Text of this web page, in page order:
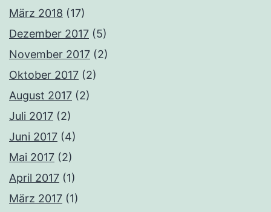
März 2018 (17)
Dezember 2017 (5)
November 2017 (2)
Oktober 2017 (2)
August 2017 (2)
Juli 2017 (2)
Juni 2017 (4)
Mai 2017 (2)
April 2017 (1)
März 2017 (1)